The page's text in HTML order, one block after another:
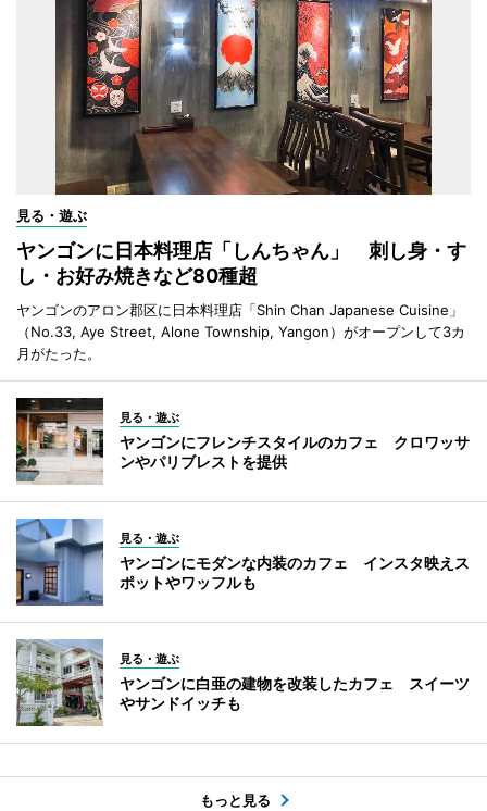
見る・遊ぶ
ヤンゴンに日本料理店「しんちゃん」 刺し身・す
し・お好み焼きなど80種超
ヤンゴンのアロン郡区に日本料理店「Shin Chan Japanese Cuisine」
（No.33, Aye Street, Alone Township, Yangon）がオープンして3カ
月がたった。
見る・遊ぶ
ヤンゴンにフレンチスタイルのカフェ クロワッサ
ンやパリブレストを提供
見る・遊ぶ
ヤンゴンにモダンな内装のカフェ インスタ映えス
ポットやワッフルも
見る・遊ぶ
ヤンゴンに白亜の建物を改装したカフェ スイーツ
やサンドイッチも
もっと見る